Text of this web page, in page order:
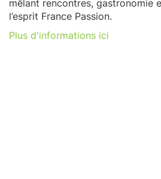
mêlant rencontres, gastronomie
l’esprit France Passion.
Plus d'informations ici